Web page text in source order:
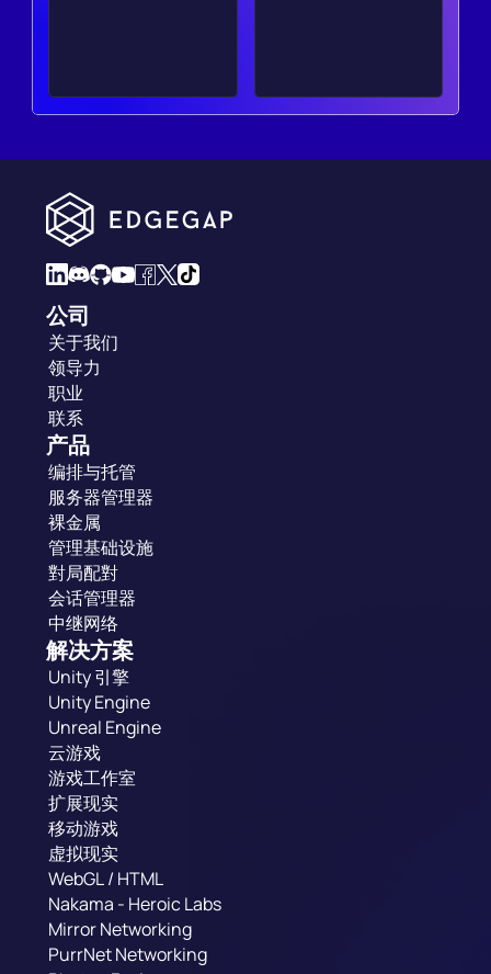
公司
关于我们
领导力
职业
联系
产品
编排与托管
服务器管理器
裸金属
管理基础设施
對局配對
会话管理器
中继网络
解决方案
Unity 引擎
Unity Engine
Unreal Engine
云游戏
游戏工作室
扩展现实
移动游戏
虚拟现实
WebGL / HTML
Nakama - Heroic Labs
Mirror Networking
PurrNet Networking